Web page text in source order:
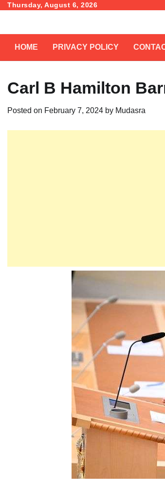
SkipThursday, August 6, 2026
HOME PRIVACY POLICY
Carl B Hamilton
Posted on February 7, 2024 by Mudasra